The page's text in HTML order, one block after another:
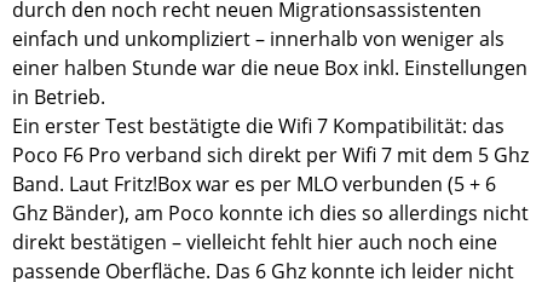
durch den noch recht neuen Migrationsassistenten
einfach und unkompliziert – innerhalb von weniger als
einer halben Stunde war die neue Box inkl. Einstellungen
in Betrieb.
Ein erster Test bestätigte die Wifi 7 Kompatibilität: das
Poco F6 Pro verband sich direkt per Wifi 7 mit dem 5 Ghz
Band. Laut Fritz!Box war es per MLO verbunden (5 + 6
Ghz Bänder), am Poco konnte ich dies so allerdings nicht
direkt bestätigen – vielleicht fehlt hier auch noch eine
passende Oberfläche. Das 6 Ghz konnte ich leider nicht